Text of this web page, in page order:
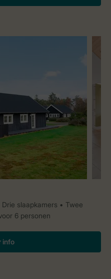
Drie slaapkamers
Twee
6 personen
info